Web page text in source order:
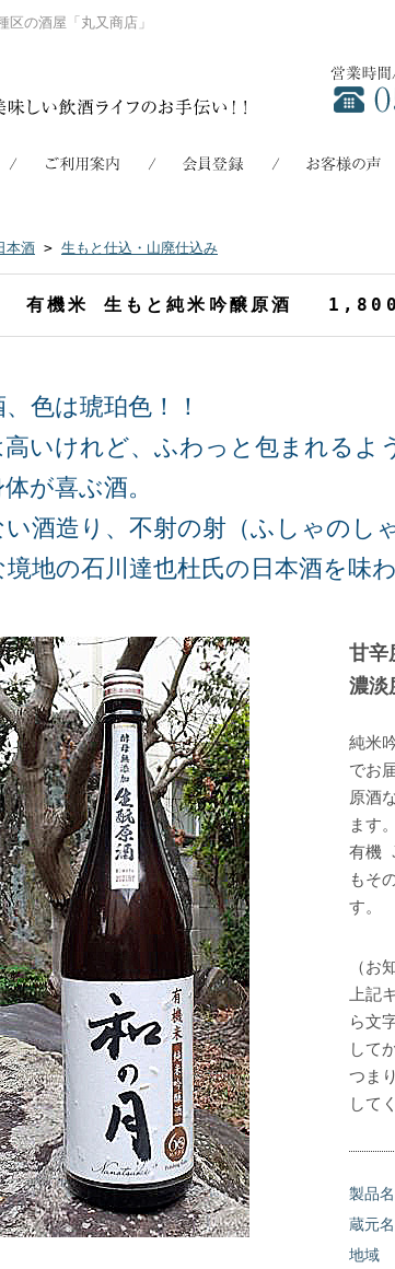
の酒屋「丸又商店」
本酒 > 生もと仕込・山廃仕込み
有機米 生もと純米吟醸原酒 1,800
色は琥珀色！！
高いけれど、ふわっと包まれるよ
が喜ぶ酒。
酒造り、不射の射（ふしゃのしゃ
境地の石川達也杜氏の日本酒を味
甘
濃
純米
でお
原酒
ます。
有機
もそ
す。
（お
上記
ら文
して
つま
して
製品名
蔵元名
地域